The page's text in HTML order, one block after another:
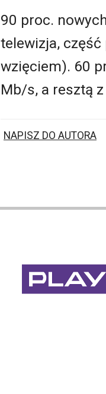
90 proc.
telewizja,
wzięciem). 60
Mb/s, a resztą
NAPISZ DO AUTORA